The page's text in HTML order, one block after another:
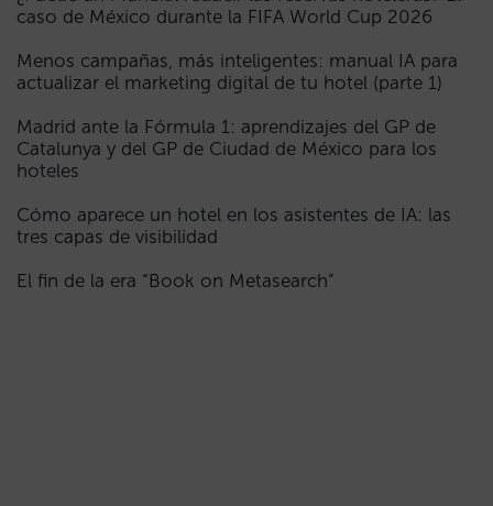
caso de México durante la FIFA World Cup 2026
Menos campañas, más inteligentes: manual IA para
actualizar el marketing digital de tu hotel (parte 1)
Madrid ante la Fórmula 1: aprendizajes del GP de
Catalunya y del GP de Ciudad de México para los
hoteles
Cómo aparece un hotel en los asistentes de IA: las
tres capas de visibilidad
El fin de la era “Book on Metasearch”